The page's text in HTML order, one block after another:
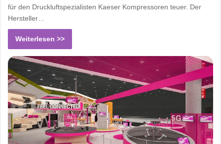
für den Druckluftspezialisten Kaeser Kompressoren teuer. Der
Hersteller…
Weiterlesen >>